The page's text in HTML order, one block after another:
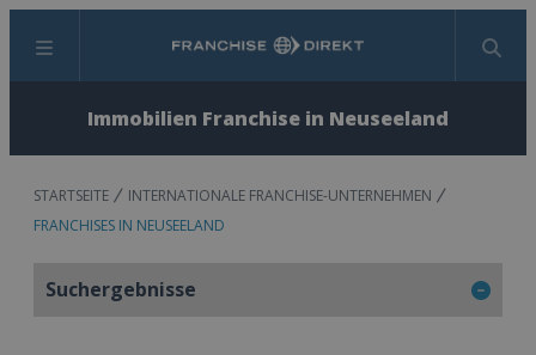
Menü Suchen
Immobilien Franchise in Neuseeland
STARTSEITE
INTERNATIONALE FRANCHISE-UNTERNEHMEN
FRANCHISES IN NEUSEELAND
Suchergebnisse